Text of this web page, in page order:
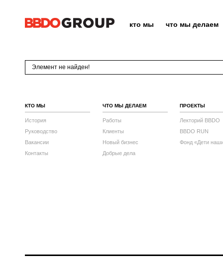
кто мы что мы делаем
Элемент не найден!
КТО МЫ
История
Руководство
Вакансии
Контакты
ЧТО МЫ ДЕЛАЕМ
Работы
Клиенты
Новый бизнес
Добрые дела
ПРОЕКТЫ
Лекторий BBDO
BBDO RUN
Фонд «Дети